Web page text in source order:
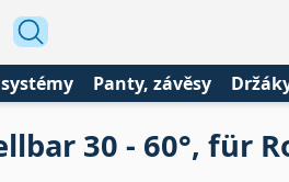
Panty, závěsy
30 - 60°, für